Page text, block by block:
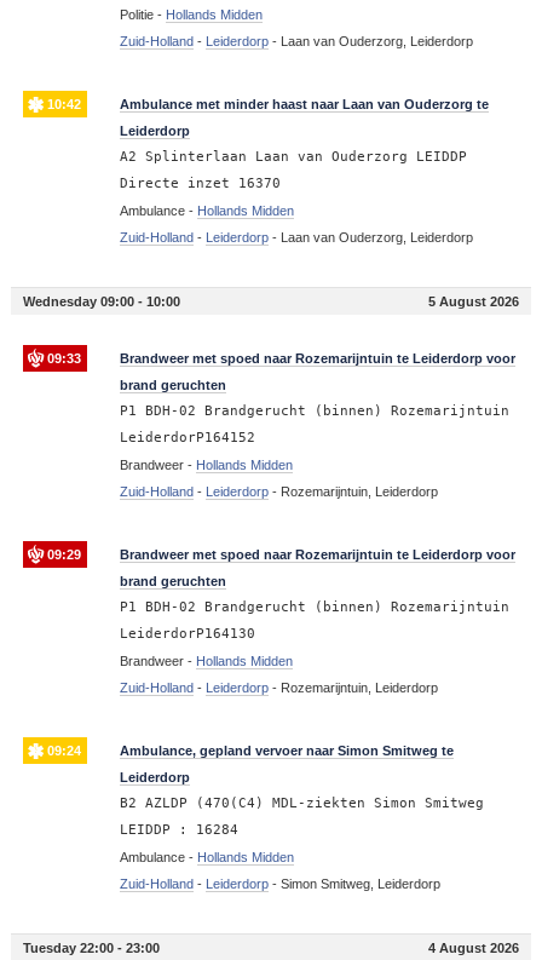
Politie - Hollands Midden
Zuid-Holland- Leiderdorp- Laan van Ouderzorg, Leiderdorp
10:42
Ambulance met minder haast naar Laan van Ouderzorg te
Leiderdorp
A2 Splinterlaan Laan van Ouderzorg LEIDDP
Directe inzet 16370
Ambulance - Hollands Midden
Zuid-Holland- Leiderdorp- Laan van Ouderzorg, Leiderdorp
Wednesday 09:00 - 10:00 5 August 2026
09:33
Brandweer met spoed naar Rozemarijntuin te Leiderdorp voor
brand geruchten
P1 BDH-02 Brandgerucht (binnen) Rozemarijntuin
LeiderdorP164152
Brandweer - Hollands Midden
Zuid-Holland- Leiderdorp- Rozemarijntuin, Leiderdorp
09:29
Brandweer met spoed naar Rozemarijntuin te Leiderdorp voor
brand geruchten
P1 BDH-02 Brandgerucht (binnen) Rozemarijntuin
LeiderdorP164130
Brandweer - Hollands Midden
Zuid-Holland- Leiderdorp- Rozemarijntuin, Leiderdorp
09:24
Ambulance, gepland vervoer naar Simon Smitweg te
Leiderdorp
B2 AZLDP (470(C4) MDL-ziekten Simon Smitweg
LEIDDP : 16284
Ambulance - Hollands Midden
Zuid-Holland- Leiderdorp- Simon Smitweg, Leiderdorp
Tuesday 22:00 - 23:00 4 August 2026